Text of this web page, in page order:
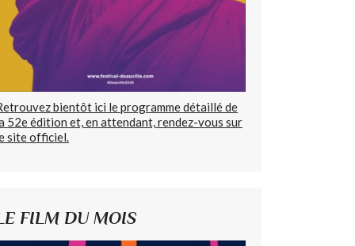
bientôt ici le programme détaillé de
52e édition et, en attendant, rendez-vous sur
site officiel.
FILM DU MOIS